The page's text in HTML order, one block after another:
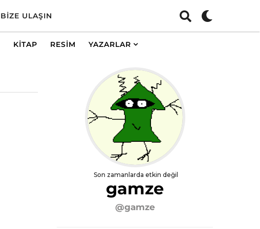
BIZE ULAŞIN
KITAP RESIM YAZARLAR
Son zamanlarda etkin değil
gamze
@gamze